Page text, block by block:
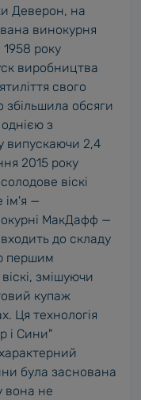
Деверон, на
винокурня
року
виробництва
свого
збільшила обсяги
з
випускаючи 2,4
2015 року
віскі
ім'я —
МакДафф —
до складу
першим
змішуючи
купаж
Ця технологія
і Сини"
була заснована
вона не